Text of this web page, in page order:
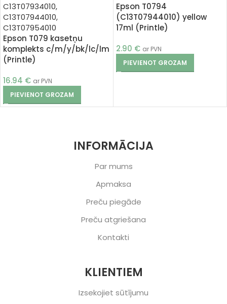
Epson T079 kasetņu
komplekts c/m/y/bk/lc/lm
(Printle)
16.94 € ar PVN
PIEVIENOT GROZAM
Epson T0794
(C13T07944010) yellow
17ml (Printle)
2.90 € ar PVN
PIEVIENOT GROZAM
INFORMĀCIJA
Par mums
Apmaksa
Preču piegāde
Preču atgriešana
Kontakti
KLIENTIEM
Izsekojiet sūtījumu